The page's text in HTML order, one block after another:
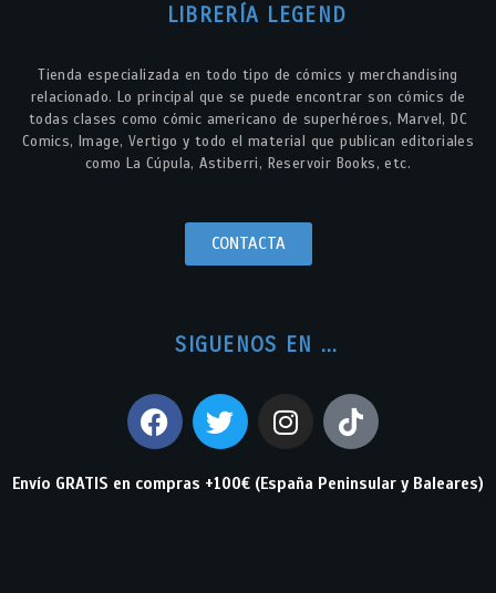
LIBRERÍA LEGEND
Tienda especializada en todo tipo de cómics y merchandising
relacionado. Lo principal que se puede encontrar son cómics de
todas clases como cómic americano de superhéroes, Marvel, DC
Comics, Image, Vertigo y todo el material que publican editoriales
como La Cúpula, Astiberri, Reservoir Books, etc.
CONTACTA
SIGUENOS EN ...
Envío GRATIS en compras +100€ (España Peninsular y Baleares)